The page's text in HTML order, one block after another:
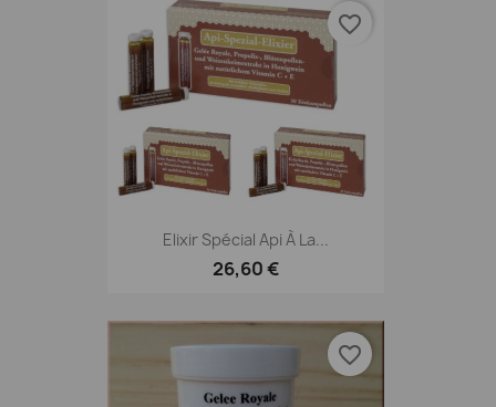
Elixir Spécial Api À La...
26,60 €
favorite_border
favorite_border